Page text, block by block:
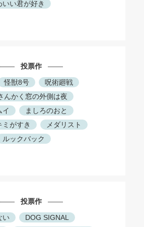
い君が好き
投票作
怪獣8号
呪術廻戦
んかく窓の外側は夜
イ
ましろのおと
がすき
メダリスト
ルックバック
投票作
い
DOG SIGNAL